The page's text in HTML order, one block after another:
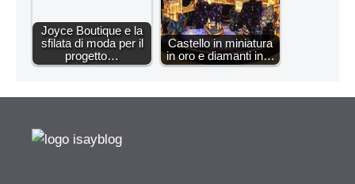
Joyce Boutique e la
sfilata di moda per il
progetto…
Castello in miniatura
in oro e diamanti in…